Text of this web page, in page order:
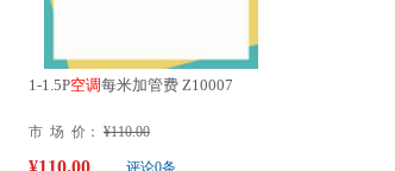
1-1.5P空调每米加管费 Z10007
市 场 价： ¥110.00
评论0条
¥110.00